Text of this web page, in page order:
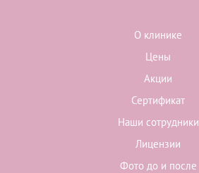
О клинике
Цены
Акции
Сертификат
Наши сотрудники
Лицензии
Фото до и после